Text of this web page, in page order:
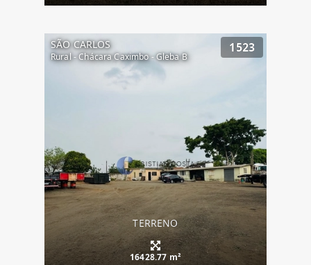
SÃO CARLOS
Rural - Chácara Caximbo - Gleba B
1523
TERRENO
16428.77 m²